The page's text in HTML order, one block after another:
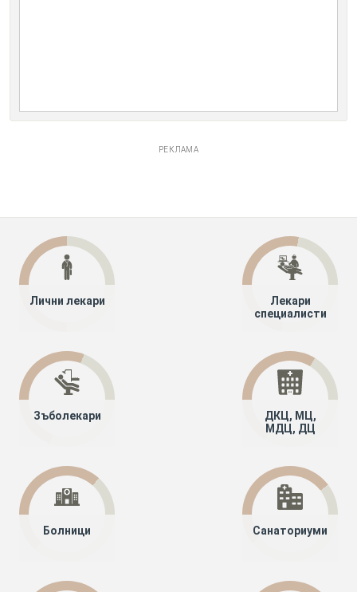
РЕКЛАМА
Лични лекари
Лекари
специалисти
Зъболекари
ДКЦ, МЦ,
МДЦ, ДЦ
Болници Санаториуми